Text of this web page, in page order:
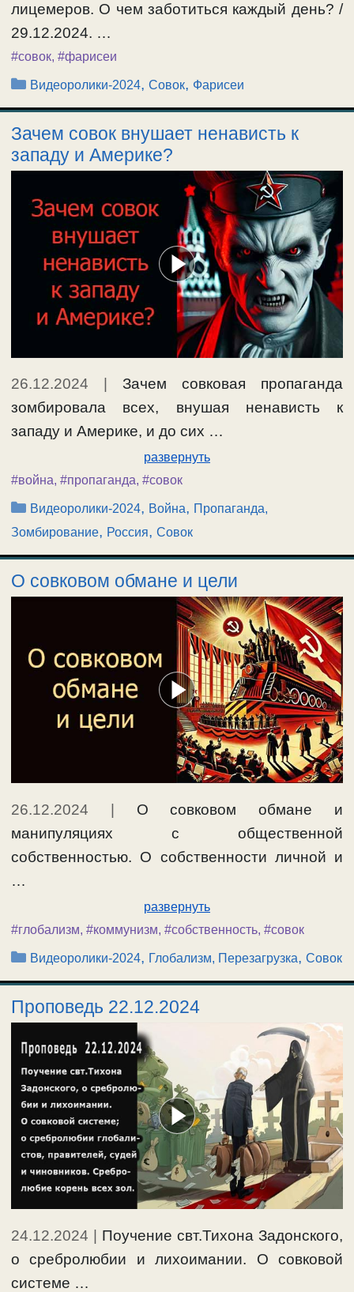
лицемеров. О чем заботиться каждый день? /
29.12.2024. …
#совок, #фарисеи
Рубрики
Видеоролики-2024,Совок, Фарисеи
Зачем совок внушает ненависть к
западу и Америке?
26.12.2024
Зачем совковая пропаганда
зомбировала всех, внушая ненависть к
западу и Америке, и до сих …
развернуть
#война, #пропаганда, #совок
Рубрики
Видеоролики-2024, Война, Пропаганда,
Зомбирование, Россия, Совок
О совковом обмане и цели
26.12.2024 | О совковом обмане и
манипуляциях с общественной
собственностью. О собственности личной и
…
развернуть
#глобализм, #коммунизм, #собственность, #совок
Рубрики
Видеоролики-2024, Глобализм, Перезагрузка,Совок
Проповедь 22.12.2024
24.12.2024 | Поучение свт.Тихона Задонского,
о сребролюбии и лихоимании. О совковой
системе …